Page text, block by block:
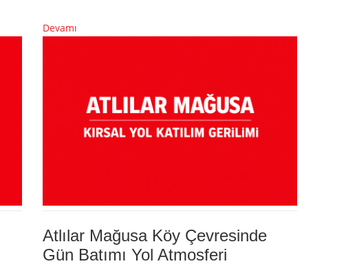
Devamı
Atlılar Mağusa Köy Çevresinde
Gün Batımı Yol Atmosferi